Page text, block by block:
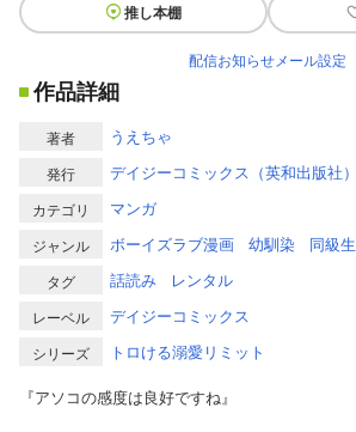
推し本棚
配信お知らせメール設定
作品詳細
著者 うえちゃ
発行 デイジーコミックス（英和出版社）
カテゴリ マンガ
ジャンル ボーイズラブ漫画 幼馴染 同級生
タグ 話読み レンタル
レーベル デイジーコミックス
シリーズ
トロける溺愛リミット
『アソコの感度は良好ですね』